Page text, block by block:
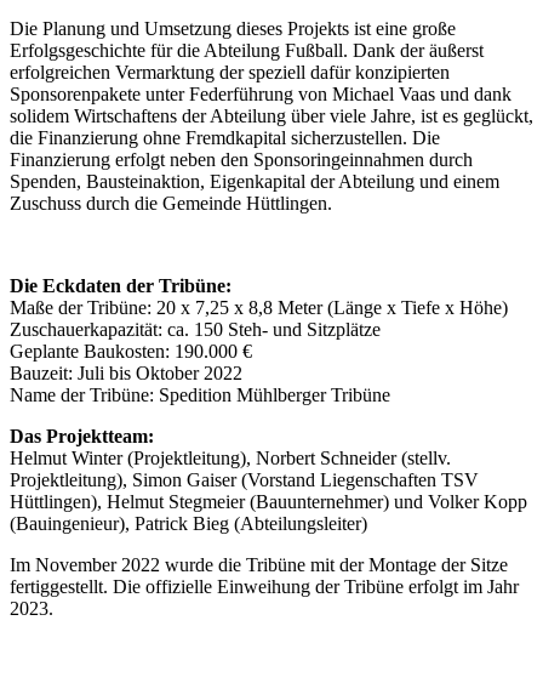
Die Planung und Umsetzung dieses Projekts ist eine große
Erfolgsgeschichte für die Abteilung Fußball. Dank der äußerst
erfolgreichen Vermarktung der speziell dafür konzipierten
Sponsorenpakete unter Federführung von Michael Vaas und dank
solidem Wirtschaftens der Abteilung über viele Jahre, ist es geglückt,
die Finanzierung ohne Fremdkapital sicherzustellen. Die
Finanzierung erfolgt neben den Sponsoringeinnahmen durch
Spenden, Bausteinaktion, Eigenkapital der Abteilung und einem
Zuschuss durch die Gemeinde Hüttlingen.
Die Eckdaten der Tribüne:
Maße der Tribüne: 20 x 7,25 x 8,8 Meter (Länge x Tiefe x Höhe)
Zuschauerkapazität: ca. 150 Steh- und Sitzplätze
Geplante Baukosten: 190.000 €
Bauzeit: Juli bis Oktober 2022
Name der Tribüne: Spedition Mühlberger Tribüne
Das Projektteam:
Helmut Winter (Projektleitung), Norbert Schneider (stellv.
Projektleitung), Simon Gaiser (Vorstand Liegenschaften TSV
Hüttlingen), Helmut Stegmeier (Bauunternehmer) und Volker Kopp
(Bauingenieur), Patrick Bieg (Abteilungsleiter)
Im November 2022 wurde die Tribüne mit der Montage der Sitze
fertiggestellt. Die offizielle Einweihung der Tribüne erfolgt im Jahr
2023.